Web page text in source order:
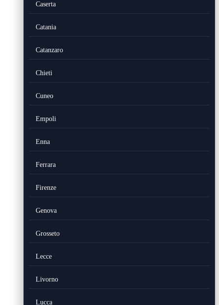
Caserta
Catania
Catanzaro
Chieti
Cuneo
Empoli
Enna
Ferrara
Firenze
Genova
Grosseto
Lecce
Livorno
Lucca